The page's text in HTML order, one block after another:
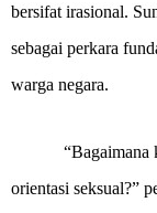
bersifat irasional.
sebagai perkara
warga negara.
“Bagaimana
orientasi seksual?”